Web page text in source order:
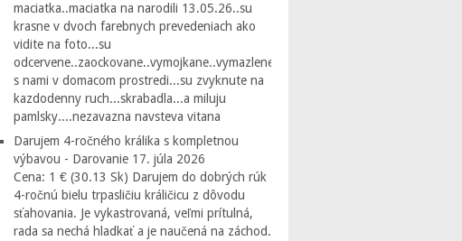
maciatka..maciatka na narodili 13.05.26..su
krasne v dvoch farebnych prevedeniach ako
vidite na foto...su
odcervene..zaockovane..vymojkane..vymazlene..vyrastaju
s nami v domacom prostredi...su zvyknute na
kazdodenny ruch...skrabadla...a miluju
pamlsky....nezavazna navsteva vitana
Darujem 4-ročného králika s kompletnou
výbavou - Darovanie 17. júla 2026
Cena: 1 € (30.13 Sk) Darujem do dobrých rúk
4-ročnú bielu trpasličiu králičicu z dôvodu
sťahovania. Je vykastrovaná, veľmi prítulná,
rada sa nechá hladkať a je naučená na záchod.